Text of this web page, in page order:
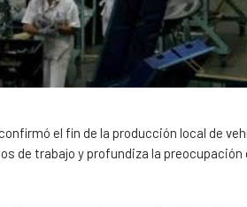
el fin de la producción local de
de trabajo y profundiza la preocupación